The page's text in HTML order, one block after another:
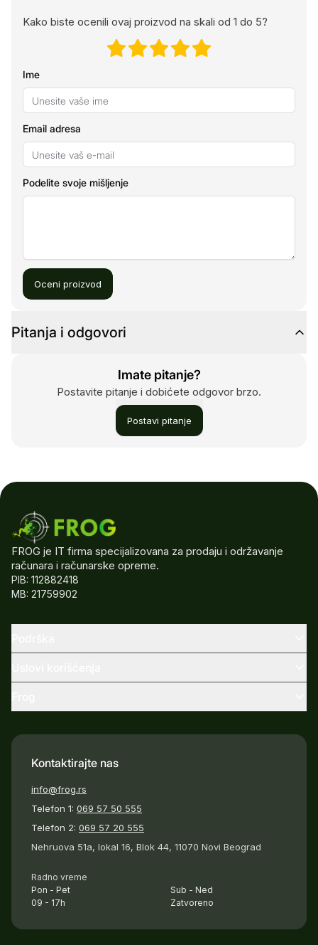
Kako biste ocenili ovaj proizvod na skali od 1 do 5?
Ime
Email adresa
Podelite svoje mišljenje
Oceni proizvod
Pitanja i odgovori
Imate pitanje?
Postavite pitanje i dobićete odgovor brzo.
Postavi pitanje
FROG je IT firma specijalizovana za prodaju i održavanje
računara i računarske opreme.
PIB: 112882418
MB: 21759902
Kontaktirajte nas
info@frog.rs
Telefon 1: 069 57 50 555
Telefon 2: 069 57 20 555
Nehruova 51a, lokal 16, Blok 44, 11070 Novi Beograd
Radno vreme
Pon - Pet
09 - 17h
Sub - Ned
Zatvoreno